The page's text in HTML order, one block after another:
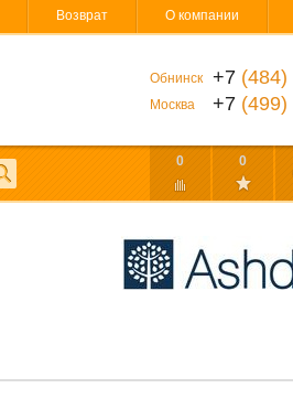
Возврат О компании
Обнинск +7 (484)
Москва +7 (499)
0 0